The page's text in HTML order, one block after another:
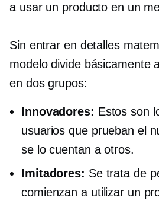
a usar un producto en un
Sin entrar en detalles
modelo divide básicamente
en dos grupos:
Innovadores: Estos son
usuarios que prueban el
se lo cuentan a otros.
Imitadores: Se trata de
comienzan a utilizar un